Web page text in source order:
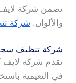
تضمن شركة
والألوان. شركة
شركة تنظيف
تقدم شركة
في النعيمية